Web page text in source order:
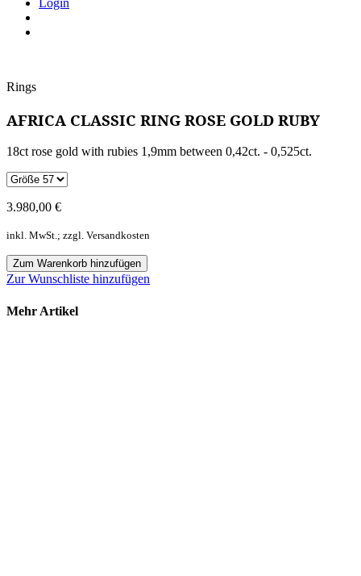
Login
Rings
AFRICA CLASSIC RING ROSE GOLD RUBY
18ct rose gold with rubies 1,9mm between 0,42ct. - 0,525ct.
3.980,00 €
inkl. MwSt.; zzgl. Versandkosten
Zum Warenkorb hinzufügen
Zur Wunschliste hinzufügen
Mehr Artikel